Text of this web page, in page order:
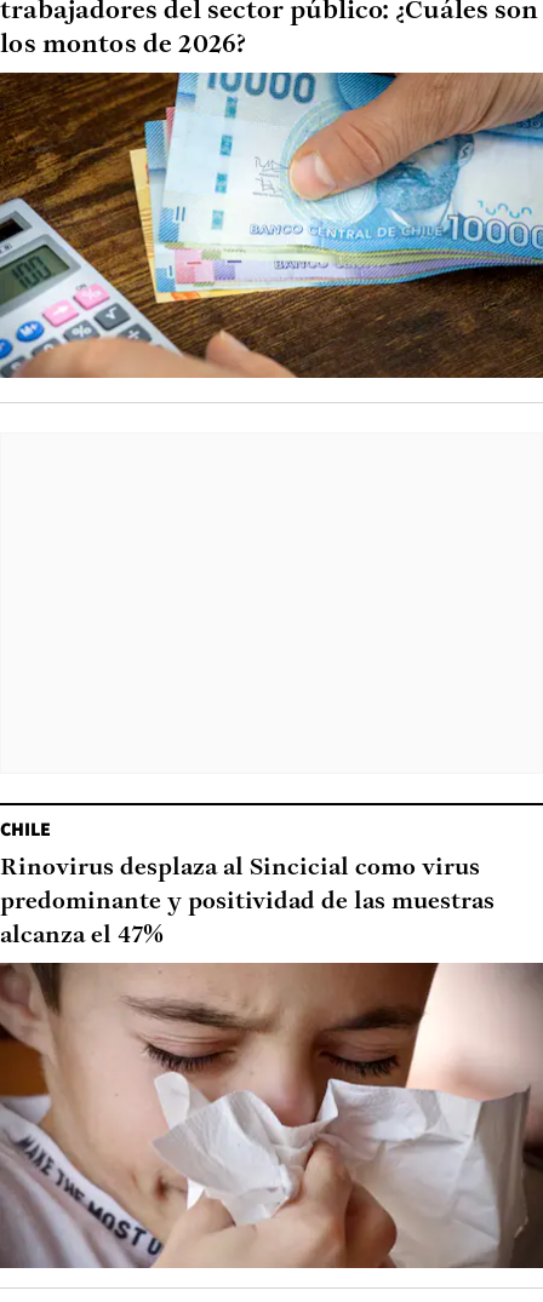
trabajadores del sector público: ¿Cuáles son
los montos de 2026?
CHILE
Rinovirus desplaza al Sincicial como virus
predominante y positividad de las muestras
alcanza el 47%